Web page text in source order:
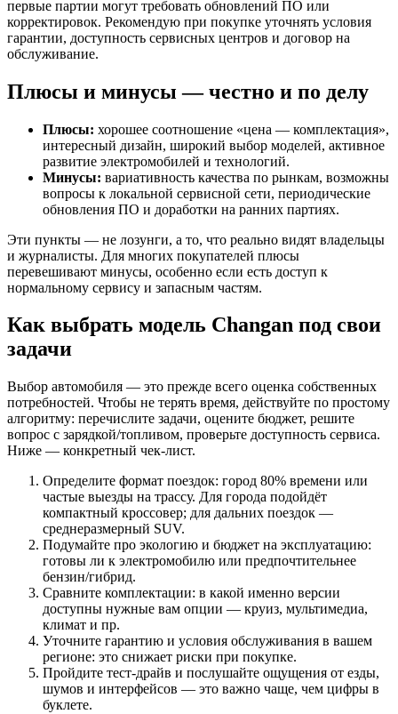
первые партии могут требовать обновлений ПО или
корректировок. Рекомендую при покупке уточнять условия
гарантии, доступность сервисных центров и договор на
обслуживание.
Плюсы и минусы — честно и по делу
Плюсы: хорошее соотношение «цена — комплектация»,
интересный дизайн, широкий выбор моделей, активное
развитие электромобилей и технологий.
Минусы: вариативность качества по рынкам, возможны
вопросы к локальной сервисной сети, периодические
обновления ПО и доработки на ранних партиях.
Эти пункты — не лозунги, а то, что реально видят владельцы
и журналисты. Для многих покупателей плюсы
перевешивают минусы, особенно если есть доступ к
нормальному сервису и запасным частям.
Как выбрать модель Changan под свои
задачи
Выбор автомобиля — это прежде всего оценка собственных
потребностей. Чтобы не терять время, действуйте по простому
алгоритму: перечислите задачи, оцените бюджет, решите
вопрос с зарядкой/топливом, проверьте доступность сервиса.
Ниже — конкретный чек-лист.
Определите формат поездок: город 80% времени или
частые выезды на трассу. Для города подойдёт
компактный кроссовер; для дальних поездок —
среднеразмерный SUV.
Подумайте про экологию и бюджет на эксплуатацию:
готовы ли к электромобилю или предпочтительнее
бензин/гибрид.
Сравните комплектации: в какой именно версии
доступны нужные вам опции — круиз, мультимедиа,
климат и пр.
Уточните гарантию и условия обслуживания в вашем
регионе: это снижает риски при покупке.
Пройдите тест-драйв и послушайте ощущения от езды,
шумов и интерфейсов — это важно чаще, чем цифры в
буклете.